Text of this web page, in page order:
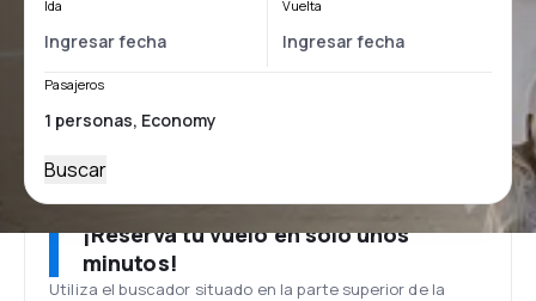
Ida Vuelta
Pasajeros
Buscar
¡Reserva tu vuelo en solo unos
minutos!
Utiliza el buscador situado en la parte superior de la